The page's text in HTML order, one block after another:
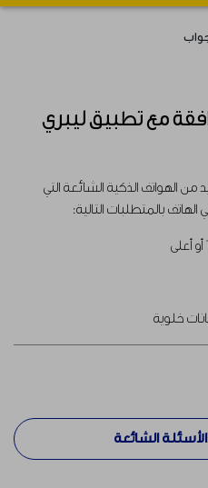
مع تطبيق ليبري
الذكية الشائعة التي
الشائعة